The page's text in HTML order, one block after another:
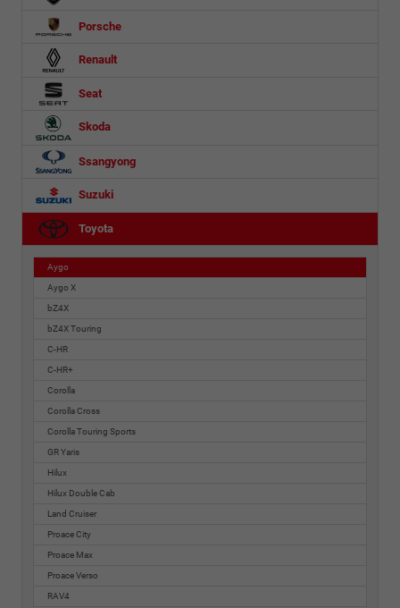
Porsche
Renault
Seat
Skoda
Ssangyong
Suzuki
Toyota
Aygo
Aygo X
bZ4X
bZ4X Touring
C-HR
C-HR+
Corolla
Corolla Cross
Corolla Touring Sports
GR Yaris
Hilux
Hilux Double Cab
Land Cruiser
Proace City
Proace Max
Proace Verso
RAV4